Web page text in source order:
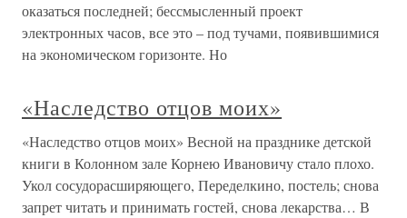
оказаться последней; бессмысленный проект
электронных часов, все это – под тучами, появившимися
на экономическом горизонте. Но
«Наследство отцов моих»
«Наследство отцов моих» Весной на празднике детской
книги в Колонном зале Корнею Ивановичу стало плохо.
Укол сосудорасширяющего, Переделкино, постель; снова
запрет читать и принимать гостей, снова лекарства… В